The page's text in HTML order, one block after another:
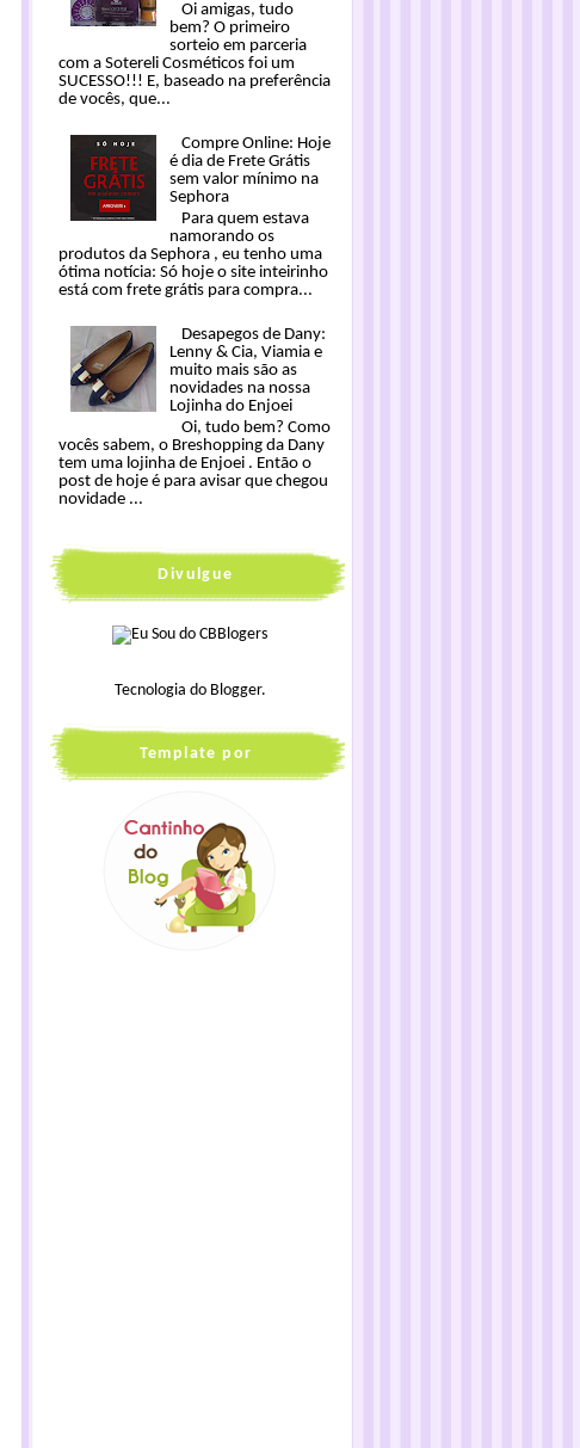
Oi amigas, tudo
bem? O primeiro
sorteio em parceria
com a Sotereli Cosméticos foi um
SUCESSO!!! E, baseado na preferência
de vocês, que...
Compre Online: Hoje
é dia de Frete Grátis
sem valor mínimo na
Sephora
Para quem estava
namorando os
produtos da Sephora , eu tenho uma
ótima notícia: Só hoje o site inteirinho
está com frete grátis para compra...
Desapegos de Dany:
Lenny & Cia, Viamia e
muito mais são as
novidades na nossa
Lojinha do Enjoei
Oi, tudo bem? Como
vocês sabem, o Breshopping da Dany
tem uma lojinha de Enjoei . Então o
post de hoje é para avisar que chegou
novidade ...
Divulgue
Tecnologia do Blogger.
Template por